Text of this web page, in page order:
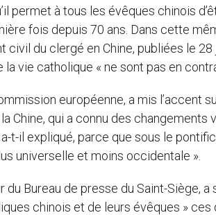
permet à tous les évêques chinois
fois depuis 70 ans. Dans cette
civil du clergé en Chine, publiées le
vie catholique « ne sont pas en
européenne, a mis l’accent
qui a connu des changements
t-il expliqué, parce que sous le
universelle et moins occidentale ».
Bureau de presse du Saint-Siège, a
chinois et de leurs évêques » ces